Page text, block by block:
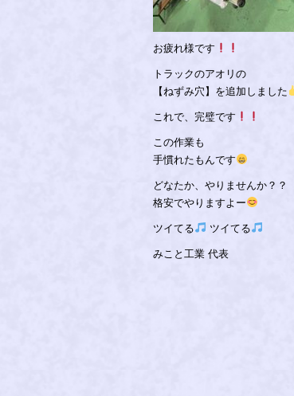
お疲れ様です
トラックのアオリの
【ねずみ穴】を追加しました
これで、完璧です
この作業も
手慣れたもんです
どなたか、やりませんか？？
格安でやりますよー
ツイてる ツイてる
みこと工業 代表